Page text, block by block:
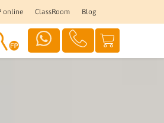
online ClassRoom Blog